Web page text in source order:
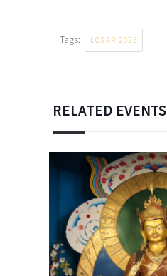
Tags: LOSAR 2025
RELATED EVENTS